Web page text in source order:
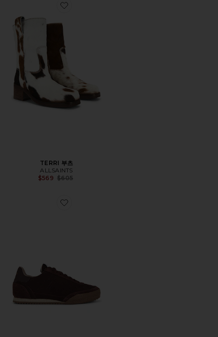
Favorite TERRI 부츠
TERRI 부츠
ALLSAINTS
$569 Previous price:
$605
Favorite HARRI 스니커즈